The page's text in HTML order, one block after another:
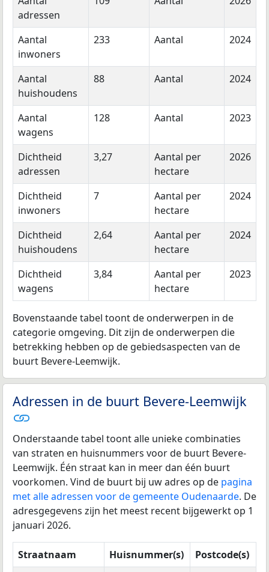
adressen
Aantal
inwoners
233 Aantal 2024
Aantal
huishoudens
88 Aantal 2024
Aantal
wagens
128 Aantal 2023
Dichtheid
adressen
3,27
Aantal per
hectare
2026
Dichtheid
inwoners
7
Aantal per
hectare
2024
Dichtheid
huishoudens
2,64
Aantal per
hectare
2024
Dichtheid
wagens
3,84
Aantal per
hectare
2023
Bovenstaande tabel toont de onderwerpen in de
categorie omgeving. Dit zijn de onderwerpen die
betrekking hebben op de gebiedsaspecten van de
buurt Bevere-Leemwijk.
Adressen in de buurt Bevere-Leemwijk
Onderstaande tabel toont alle unieke combinaties
van straten en huisnummers voor de buurt Bevere-
Leemwijk. Één straat kan in meer dan één buurt
voorkomen. Vind de buurt bij uw adres op de pagina
met alle adressen voor de gemeente Oudenaarde. De
adresgegevens zijn het meest recent bijgewerkt op 1
januari 2026.
Straatnaam Huisnummer(s)
Postcode(s)